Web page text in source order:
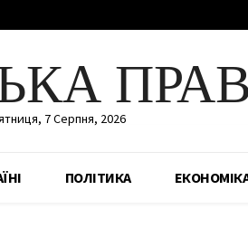
7 Серпня, 2026
ПОЛІТИКА